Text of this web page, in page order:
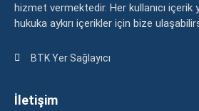
hizmet vermektedir. Her kullanıcı içerik
hukuka aykırı içerikler için bize
BTK Yer Sağlayıcı
İletişim